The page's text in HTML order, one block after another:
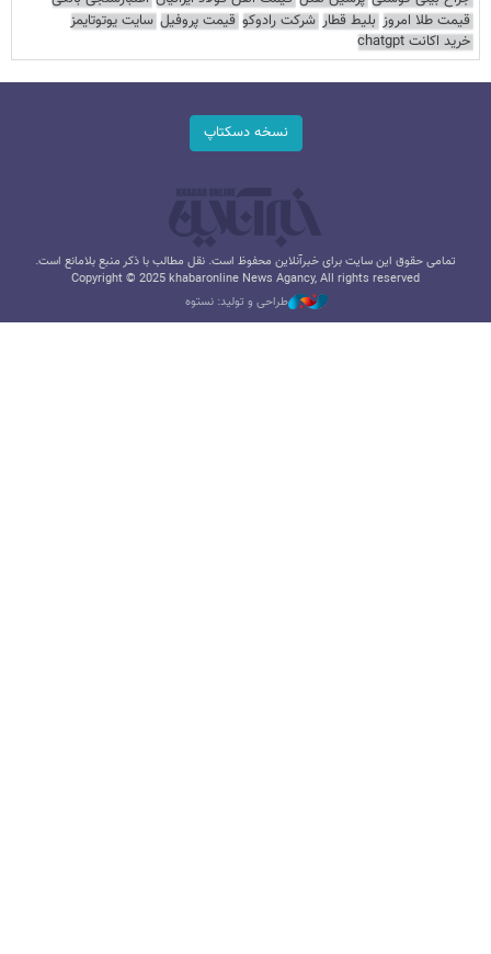
قیمت طلا امروز بلیط قطار شرکت رادوکو قیمت پروفیل سایت یوتوتایمز
خرید اکانت chatgpt
نسخه دسکتاپ
تمامی حقوق این سایت برای خبرآنلاین محفوظ است. نقل مطالب با ذکر منبع بلامانع است.
Copyright © 2025 khabaronline News Agancy, All rights reserved
طراحی و تولید: نستوه